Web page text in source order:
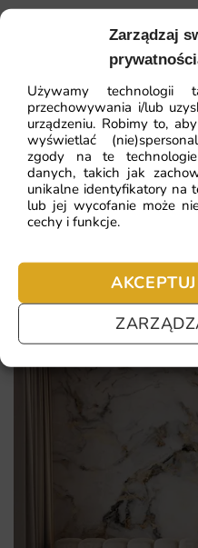
Zarządzaj
Używamy
przechowywania i/lub
urządzeniu. Robimy to,
wyświetlać
zgody na te
danych, takich jak
unikalne identyfikatory na
lub jej wycofanie może
cechy i funkcje.
nie tylko estetyczną
posłuży na lata. Każdy
zamówienie z dbałością o
majestatyczna sylwetka
spokojny motyw kojący po
skandynawski klimat we
naturalna paleta barw ziemi i
Najniższa cena z 30 dni:
ZOBACZ
Najczęściej
Pomagamy i doradzamy
nie chcesz czekać –